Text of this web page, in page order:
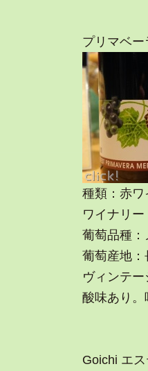
プリマベ
種類：赤ワ
ワイナリ
葡萄品種
葡萄産地
ヴィンテ
酸味あり
Goichi エ